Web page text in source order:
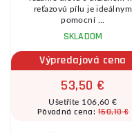
reťazovú pílu je ideálnym
pomocní ...
SKLADOM
Výpredajová cena
53,50 €
Ušetříte 106,60 €
Pôvodná cena:160,10 €